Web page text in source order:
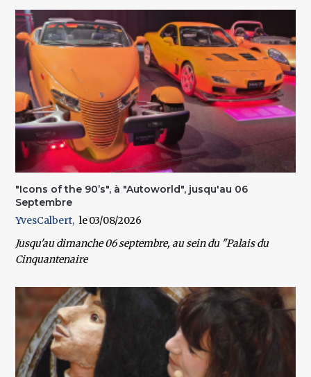
"Icons of the 90’s", à "Autoworld", jusqu'au 06
Septembre
YvesCalbert
03/08/2026
Jusqu'au dimanche 06 septembre, au sein du"Palais du
Cinquantenaire